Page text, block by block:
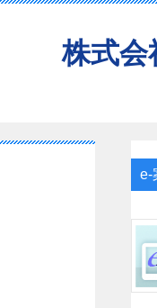
株式会
e-